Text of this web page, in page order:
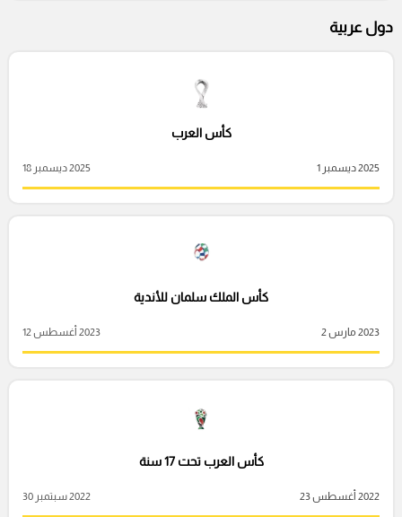
دول عربية
كأس العرب
2025 ديسمبر 1 2025 ديسمبر 18
كأس الملك سلمان للأندية
2023 مارس 2 2023 أغسطس 12
كأس العرب تحت 17 سنة
2022 أغسطس 23 2022 سبتمبر 30